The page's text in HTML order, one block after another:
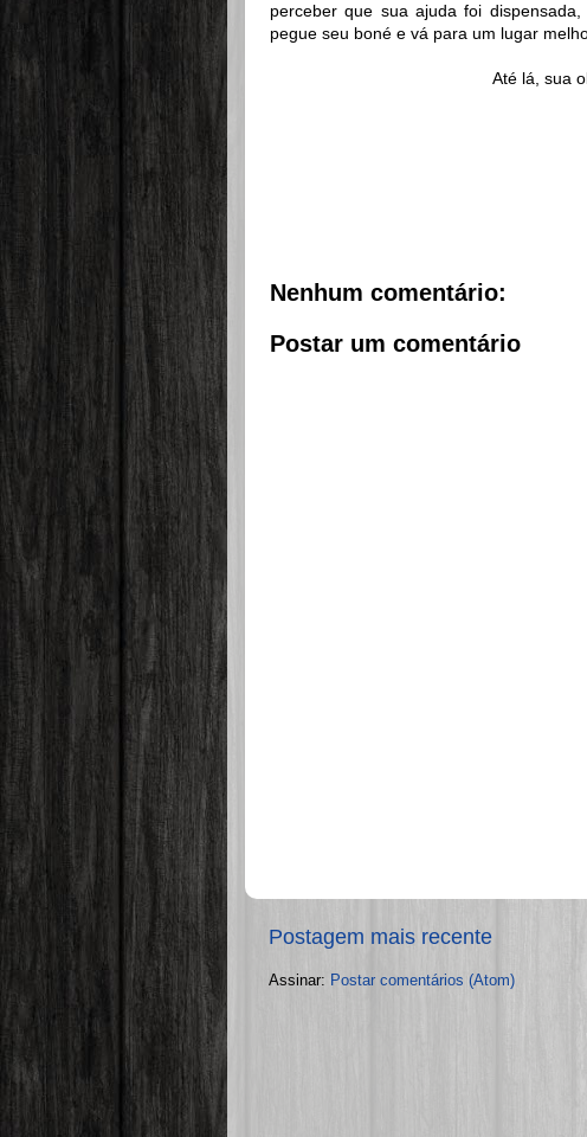
perceber que sua ajuda foi
pegue seu boné e vá para um lugar
Até lá, sua
Nenhum comentário:
Postar um comentário
Postagem mais recente
Assinar: Postar comentários (Atom)